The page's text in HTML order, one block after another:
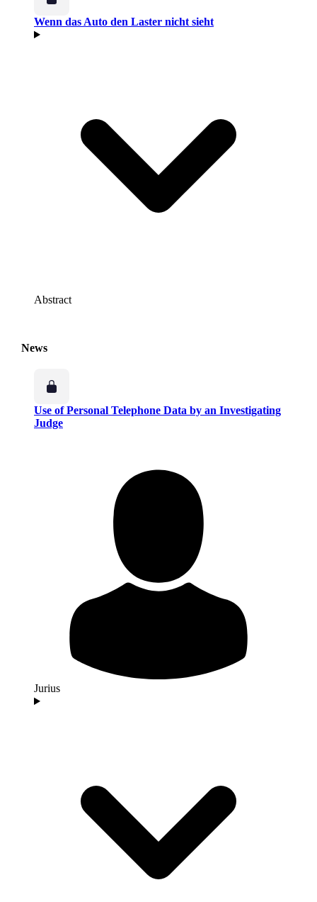
Wenn das Auto den Laster nicht sieht
Abstract
News
Use of Personal Telephone Data by an Investigating
Judge
Jurius